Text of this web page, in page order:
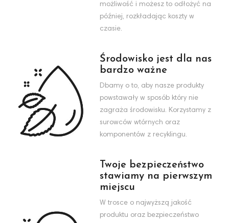
możliwość i możesz to odłożyć na
później, rozkładając koszty w
czasie.
Środowisko jest dla nas
bardzo ważne
Dbamy o to, aby nasze produkty
powstawały w sposób który nie
zagraża środowisku. Korzystamy z
surowców wtórnych oraz
komponentów z recyklingu.
Twoje bezpieczeństwo
stawiamy na pierwszym
miejscu
W trosce o najwyższą jakość
produktu oraz bezpieczeństwo